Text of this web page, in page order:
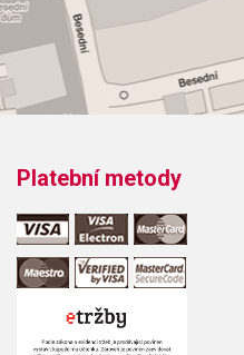
Platební metody